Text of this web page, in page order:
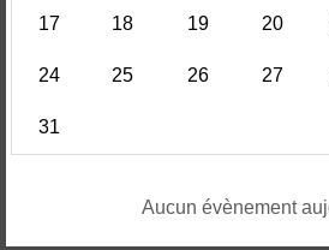
17 18 19 20
24 25 26 27
31
Aucun évènement